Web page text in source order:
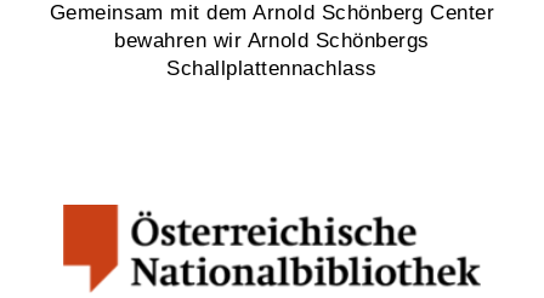
Gemeinsam mit dem Arnold Schönberg Center
bewahren wir Arnold Schönbergs
Schallplattennachlass